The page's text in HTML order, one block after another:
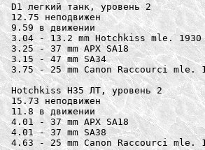
D1 легкий танк, уровень 2
12.75 неподвижен
9.59 в движении
3.04 - 13.2 mm Hotchkiss mle. 1930
3.25 - 37 mm APX SA18
3.15 - 47 mm SA34
3.75 - 25 mm Canon Raccourci mle.
Hotchkiss H35 ЛТ, уровень 2
15.73 неподвижен
11.8 в движении
4.01 - 37 mm APX SA18
4.01 - 37 mm SA38
4.63 - 25 mm Canon Raccourci mle.